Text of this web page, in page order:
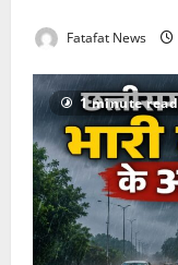
Fatafat News
1 minute read